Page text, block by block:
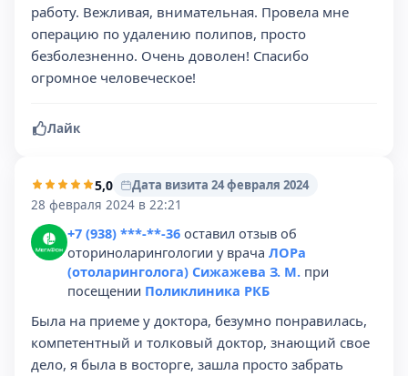
работу. Вежливая, внимательная. Провела мне
операцию по удалению полипов, просто
безболезненно. Очень доволен! Спасибо
огромное человеческое!
Лайк
5,0
Дата визита 24 февраля 2024
28 февраля 2024 в 22:21
+7 (938) ***-**-36 оставил отзыв об
оториноларингологии у врача ЛОРа
(отоларинголога) Сижажева З. М. при
посещении Поликлиника РКБ
Была на приеме у доктора, безумно понравилась,
компетентный и толковый доктор, знающий свое
дело, я была в восторге, зашла просто забрать